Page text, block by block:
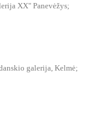
XX" Panevėžys;
galerija, Kelmė;